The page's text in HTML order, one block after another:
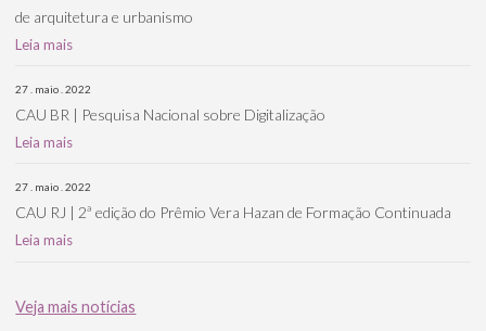
de arquitetura e urbanismo
Leia mais
27 . maio . 2022
CAU BR | Pesquisa Nacional sobre Digitalização
Leia mais
27 . maio . 2022
CAU RJ | 2ª edição do Prêmio Vera Hazan de Formação Continuada
Leia mais
Veja mais notícias